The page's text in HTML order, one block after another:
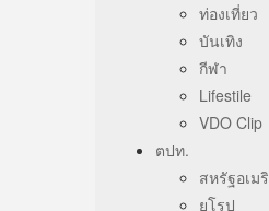
ท่องเที่ยว
บันเทิง
กีฬา
Lifestile
VDO Clip
ตปท.
สหรัฐอเม
ยุโรป